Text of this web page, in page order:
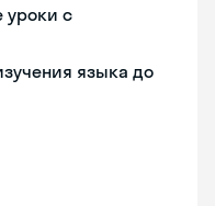
уроки с
языка до